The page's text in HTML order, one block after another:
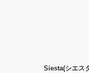
Siesta(シエス